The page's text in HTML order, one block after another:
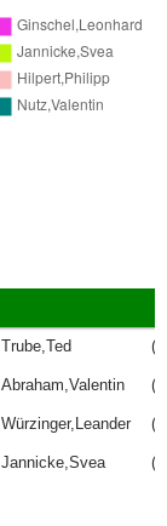
Trube,Ted ()
Abraham,Valentin ()
Würzinger,Leander ()
Jannicke,Svea ()